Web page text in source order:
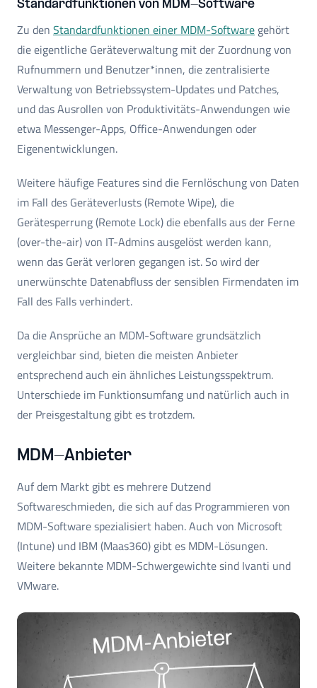
Standardfunktionen von MDM-Software
Zu den Standardfunktionen einer MDM-Software gehört
die eigentliche Geräteverwaltung mit der Zuordnung von
Rufnummern und Benutzer*innen, die zentralisierte
Verwaltung von Betriebssystem-Updates und Patches,
und das Ausrollen von Produktivitäts-Anwendungen wie
etwa Messenger-Apps, Office-Anwendungen oder
Eigenentwicklungen.
Weitere häufige Features sind die Fernlöschung von Daten
im Fall des Geräteverlusts (Remote Wipe), die
Gerätesperrung (Remote Lock) die ebenfalls aus der Ferne
(over-the-air) von IT-Admins ausgelöst werden kann,
wenn das Gerät verloren gegangen ist. So wird der
unerwünschte Datenabfluss der sensiblen Firmendaten im
Fall des Falls verhindert.
Da die Ansprüche an MDM-Software grundsätzlich
vergleichbar sind, bieten die meisten Anbieter
entsprechend auch ein ähnliches Leistungsspektrum.
Unterschiede im Funktionsumfang und natürlich auch in
der Preisgestaltung gibt es trotzdem.
MDM-Anbieter
Auf dem Markt gibt es mehrere Dutzend
Softwareschmieden, die sich auf das Programmieren von
MDM-Software spezialisiert haben. Auch von Microsoft
(Intune) und IBM (Maas360) gibt es MDM-Lösungen.
Weitere bekannte MDM-Schwergewichte sind Ivanti und
VMware.